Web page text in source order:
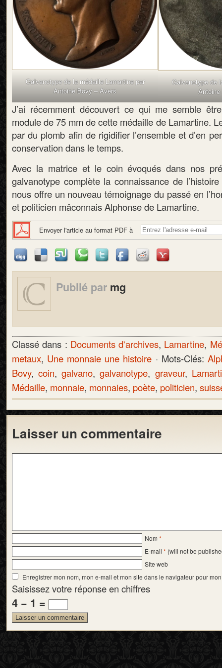
Galvanotype de la médaille Lamartine par
Antoine Bovy – Avers
Galvanotype de
J’ai récemment découvert ce qui me semble
module de 75 mm de cette médaille de Lamartine.
par du plomb afin de rigidifier l’ensemble et d’en
conservation dans le temps.
Avec la matrice et le coin évoqués dans nos
galvanotype complète la connaissance de
nous offre un nouveau témoignage du passé en
et politicien mâconnais Alphonse de Lamartine.
Envoyer l'article au format PDF à
Publié par mg
Classé dans : Documents d'archives, Lamartine,
metaux, Une monnaie une histoire · Mots-Clés:
Bovy,coin,galvano,galvanotype, graveur,
Médaille, monnaie, monnaies, poète, politicien,
Laisser un commentaire
Nom *
E-mail * (will not be
Site web
Enregistrer mon nom, mon e-mail et mon site dans le navigateur pour
Saisissez votre réponse en chiffres
4 − 1 =